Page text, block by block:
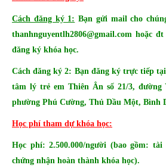
Cách đăng ký 1: Bạn gửi mail cho
thanhnguyentlh2806@gmail.com hoặc đt
đăng ký khóa học.
Cách đăng ký 2: Bạn đăng ký trực tiếp
tâm lý trẻ em Thiên Ân số 21/3, đường
phường Phú Cường, Thủ Dầu Một, Bình
Học phí tham dự khóa học:
Học phí: 2.500.000/người (bao gồm:
chứng nhận hoàn thành khóa học).